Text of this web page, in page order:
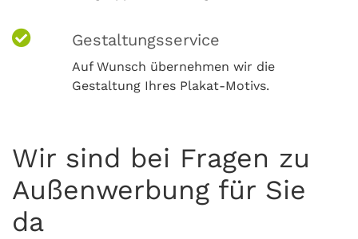
Gestaltungsservice
Auf Wunsch übernehmen wir die
Gestaltung Ihres Plakat-Motivs.
Wir sind bei Fragen zu
Außenwerbung für Sie
da